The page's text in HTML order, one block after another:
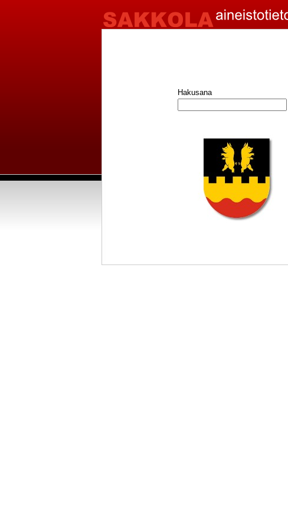
Hakusana